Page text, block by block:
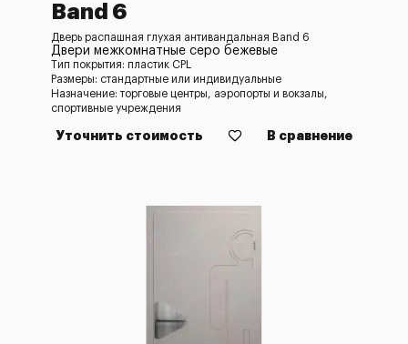
Band 6
Дверь распашная глухая антивандальная Band 6
Двери межкомнатные серо бежевые
Тип покрытия: пластик CPL
Размеры: стандартные или индивидуальные
Назначение: торговые центры, аэропорты и вокзалы,
спортивные учреждения
Уточнить стоимость В сравнение